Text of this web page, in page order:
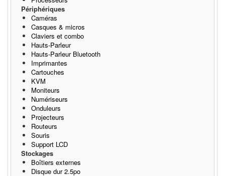
Périphériques
Caméras
Casques & micros
Claviers et combo
Hauts-Parleur
Hauts-Parleur Bluetooth
Imprimantes
Cartouches
KVM
Moniteurs
Numériseurs
Onduleurs
Projecteurs
Routeurs
Souris
Support LCD
Stockages
Boîtiers externes
Disque dur 2.5po